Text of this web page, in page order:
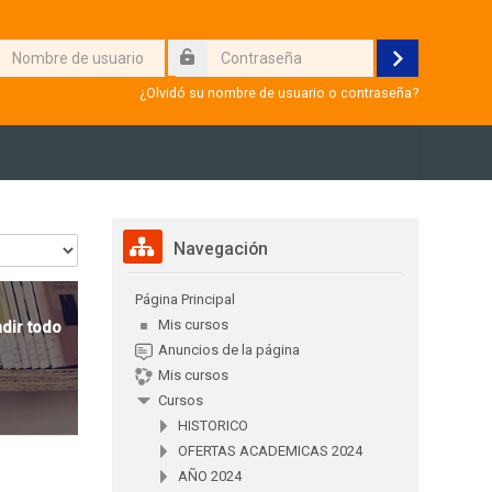
Acceder
¿Olvidó su nombre de usuario o contraseña?
todo
Salta Navegación
Navegación
Página Principal
Mis cursos
Anuncios de la página
Mis cursos
Cursos
HISTORICO
OFERTAS ACADEMICAS 2024
AÑO 2024